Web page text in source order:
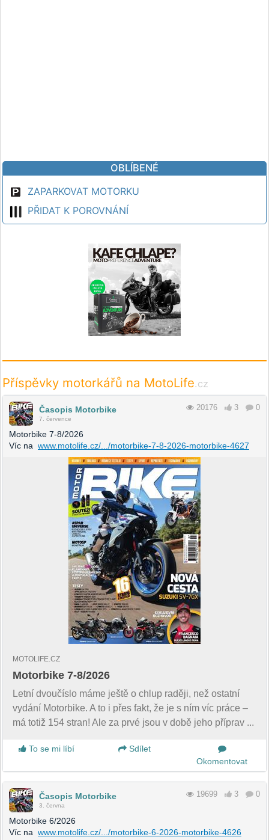
OBLÍBENÉ
ZAPARKOVAT MOTORKU
PŘIDAT K POROVNÁNÍ
Příspěvky motorkářů na MotoLife.cz
Časopis Motorbike
7. července
20176 3 0
Motorbike 7-8/2026
Víc na www.motolife.cz/.../motorbike-7-8-2026-motorbike-4627
MOTOLIFE.CZ
Motorbike 7-8/2026
Letní dvoučíslo máme ještě o chlup raději, než ostatní
vydání Motorbike. A to i přes fakt, že je s ním víc práce –
má totiž 154 stran! Ale za prvé jsou v době jeho příprav ...
To se mi líbí
Sdílet
Okomentovat
Časopis Motorbike
3. června
19699 3 0
Motorbike 6/2026
Víc na www.motolife.cz/.../motorbike-6-2026-motorbike-4626